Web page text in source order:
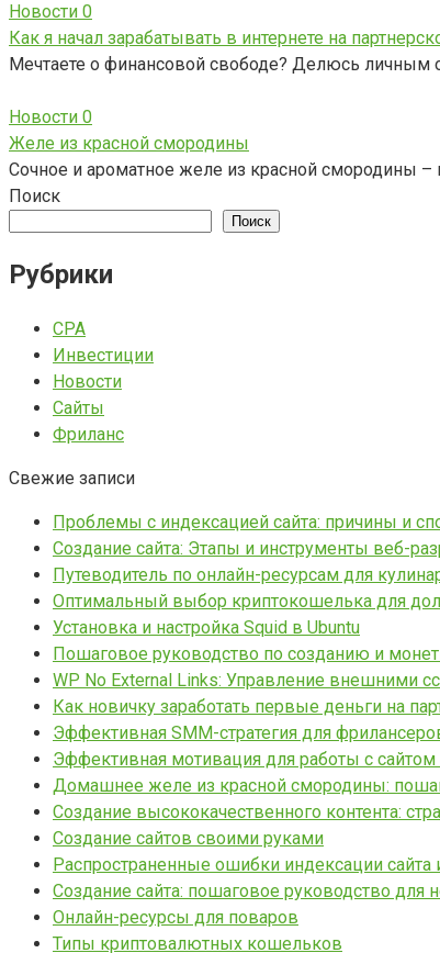
Новости 0
Как я начал зарабатывать в интернете на
Мечтаете о финансовой свободе? Делюсь личным
Новости 0
Желе из красной смородины
Сочное и ароматное желе из красной смородины –
Поиск
Поиск
Рубрики
CPA
Инвестиции
Новости
Сайты
Фриланс
Свежие записи
Проблемы с индексацией сайта: причины и
Создание сайта: Этапы и инструменты веб-
Путеводитель по онлайн-ресурсам для
Оптимальный выбор криптокошелька для
Установка и настройка Squid в Ubuntu
Пошаговое руководство по созданию и
WP No External Links: Управление внешними
Как новичку заработать первые деньги на
Эффективная SMM-стратегия для
Эффективная мотивация для работы с
Домашнее желе из красной смородины:
Создание высококачественного контента:
Создание сайтов своими руками
Распространенные ошибки индексации сайта
Создание сайта: пошаговое руководство для
Онлайн-ресурсы для поваров
Типы криптовалютных кошельков